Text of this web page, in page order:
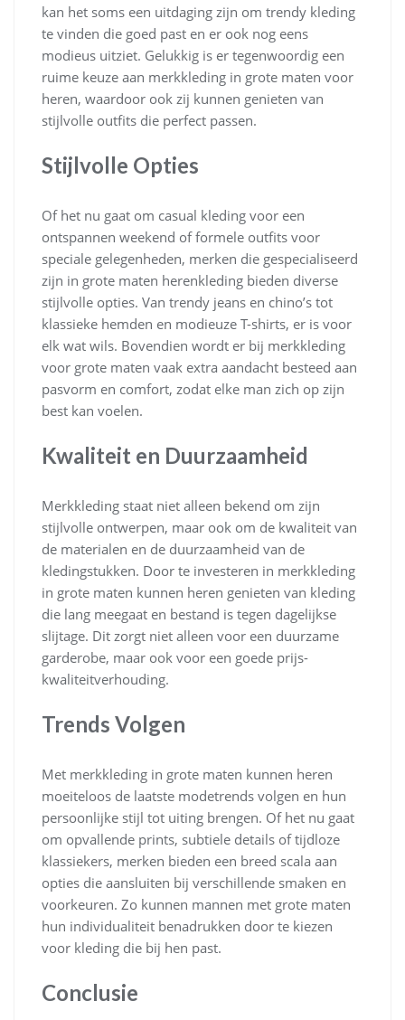
kan het soms een uitdaging zijn om trendy kleding
te vinden die goed past en er ook nog eens
modieus uitziet. Gelukkig is er tegenwoordig een
ruime keuze aan merkkleding in grote maten voor
heren, waardoor ook zij kunnen genieten van
stijlvolle outfits die perfect passen.
Stijlvolle Opties
Of het nu gaat om casual kleding voor een
ontspannen weekend of formele outfits voor
speciale gelegenheden, merken die gespecialiseerd
zijn in grote maten herenkleding bieden diverse
stijlvolle opties. Van trendy jeans en chino’s tot
klassieke hemden en modieuze T-shirts, er is voor
elk wat wils. Bovendien wordt er bij merkkleding
voor grote maten vaak extra aandacht besteed aan
pasvorm en comfort, zodat elke man zich op zijn
best kan voelen.
Kwaliteit en Duurzaamheid
Merkkleding staat niet alleen bekend om zijn
stijlvolle ontwerpen, maar ook om de kwaliteit van
de materialen en de duurzaamheid van de
kledingstukken. Door te investeren in merkkleding
in grote maten kunnen heren genieten van kleding
die lang meegaat en bestand is tegen dagelijkse
slijtage. Dit zorgt niet alleen voor een duurzame
garderobe, maar ook voor een goede prijs-
kwaliteitverhouding.
Trends Volgen
Met merkkleding in grote maten kunnen heren
moeiteloos de laatste modetrends volgen en hun
persoonlijke stijl tot uiting brengen. Of het nu gaat
om opvallende prints, subtiele details of tijdloze
klassiekers, merken bieden een breed scala aan
opties die aansluiten bij verschillende smaken en
voorkeuren. Zo kunnen mannen met grote maten
hun individualiteit benadrukken door te kiezen
voor kleding die bij hen past.
Conclusie